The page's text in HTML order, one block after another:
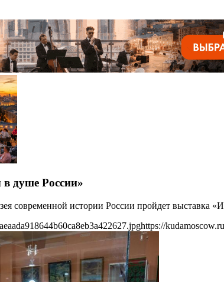
душе России»
современной истории России пройдет выставка
https://